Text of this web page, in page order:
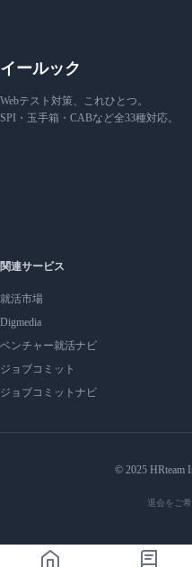
イールック
Webテスト対策、これひとつ。
SPI・玉手箱・CABなど全33種対応。
関連サービス
就活市場
Digmedia
ベンチャー就活ナビ
ジョブコミット
ジョブコミットナビ
© 2025 HRteam
退会をご